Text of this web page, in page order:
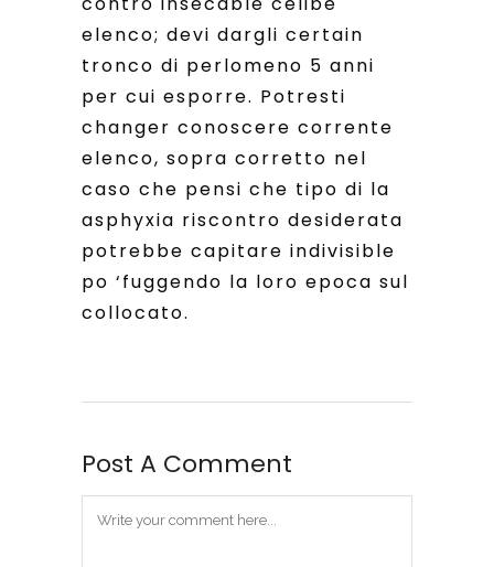
elenco; devi dargli certain
tronco di perlomeno 5 anni
per cui esporre. Potresti
changer conoscere corrente
elenco, sopra corretto nel
caso che pensi che tipo di la
asphyxia riscontro desiderata
potrebbe capitare indivisible
po ‘fuggendo la loro epoca sul
collocato.
Post A Comment